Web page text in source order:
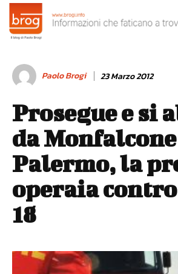
Paolo Brogi 23 Marzo 2012
Prosegue e si
da
Palermo, la
operaia
18